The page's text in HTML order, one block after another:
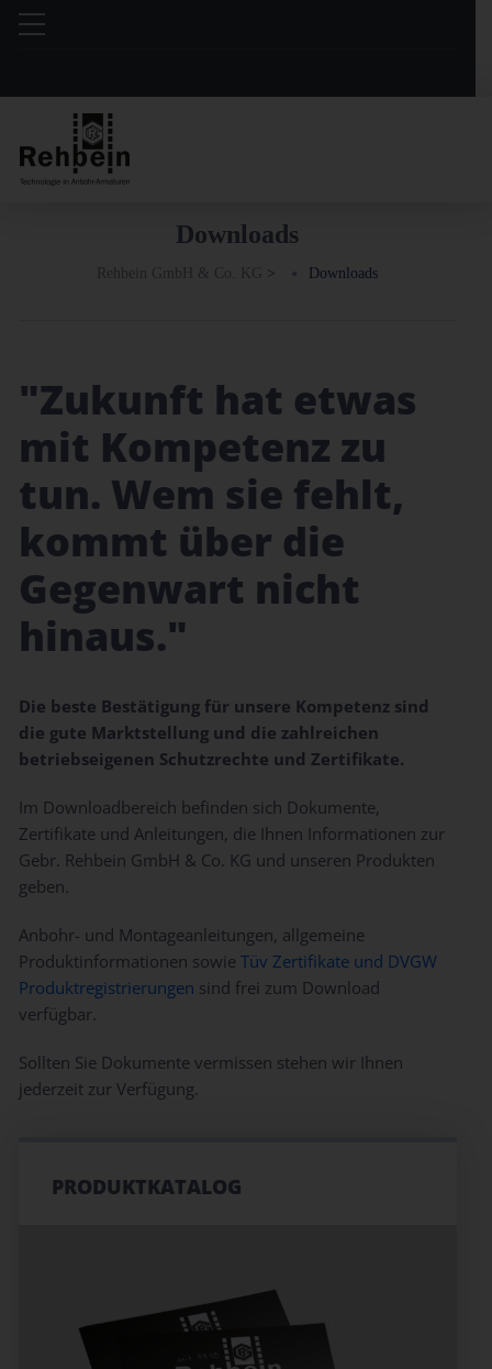
Downloads
> Downloads
"Zukunft hat etwas
mit Kompetenz zu
tun. Wem sie fehlt,
kommt über die
Gegenwart nicht
hinaus."
Die beste Bestätigung für unsere Kompetenz sind
die gute Marktstellung und die zahlreichen
betriebseigenen Schutzrechte und Zertifikate.
Im Downloadbereich befinden sich Dokumente,
Zertifikate und Anleitungen, die Ihnen Informationen zur
Gebr. Rehbein GmbH & Co. KG und unseren Produkten
geben.
Anbohr- und Montageanleitungen, allgemeine
Produktinformationen sowieTüv Zertifikate und DVGW
Produktregistrierungen sind frei zum Download
verfügbar.
Sollten Sie Dokumente vermissen stehen wir Ihnen
jederzeit zur Verfügung.
PRODUKTKATALOG